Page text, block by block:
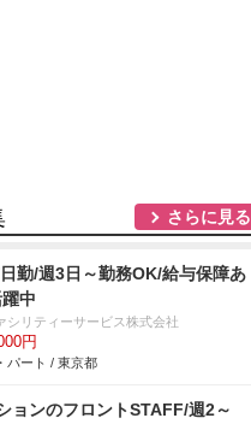
さらに見る
勤/週3日～勤務OK/給与保障あ
中
シリティーサービス株式会社
円
パート / 東京都
ョンのフロントSTAFF/週2～